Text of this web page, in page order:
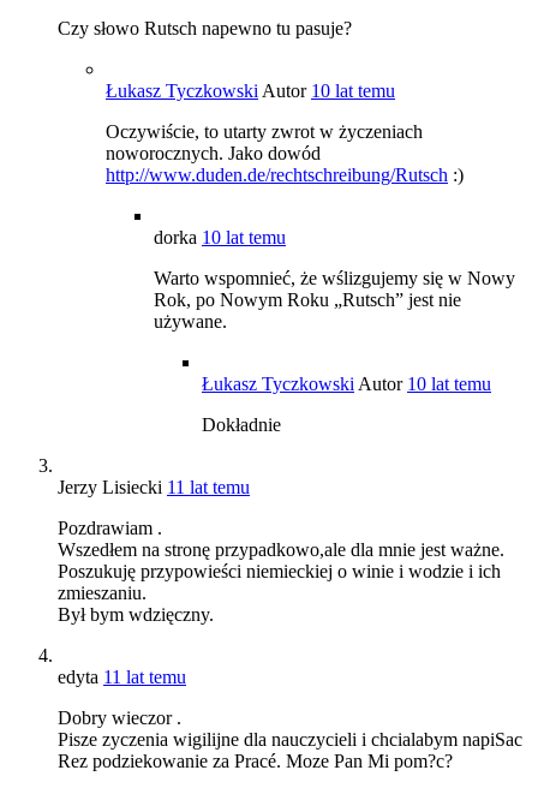
Czy słowo Rutsch napewno tu pasuje?
Łukasz Tyczkowski Autor 10 lat temu
Oczywiście, to utarty zwrot w życzeniach
noworocznych. Jako dowód
http://www.duden.de/rechtschreibung/Rutsch :)
dorka 10 lat temu
Warto wspomnieć, że wślizgujemy się w Nowy
Rok, po Nowym Roku „Rutsch” jest nie
używane.
Łukasz Tyczkowski Autor 10 lat temu
Dokładnie
Jerzy Lisiecki 11 lat temu
Pozdrawiam .
Wszedłem na stronę przypadkowo,ale dla mnie jest ważne.
Poszukuję przypowieści niemieckiej o winie i wodzie i ich
zmieszaniu.
Był bym wdzięczny.
edyta 11 lat temu
Dobry wieczor .
Pisze zyczenia wigilijne dla nauczycieli i chcialabym napiSac
Rez podziekowanie za Pracé. Moze Pan Mi pom?c?